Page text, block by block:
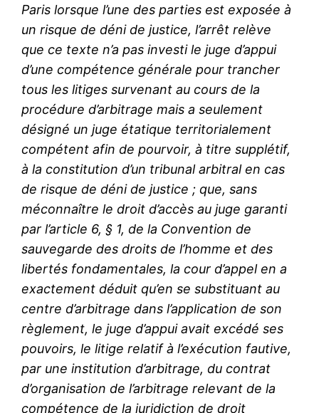
Paris lorsque l’une des parties est exposée à
un risque de déni de justice, l’arrêt relève
que ce texte n’a pas investi le juge d’appui
d’une compétence générale pour trancher
tous les litiges survenant au cours de la
procédure d’arbitrage mais a seulement
désigné un juge étatique territorialement
compétent afin de pourvoir, à titre supplétif,
à la constitution d’un tribunal arbitral en cas
de risque de déni de justice ; que, sans
méconnaître le droit d’accès au juge garanti
par l’article 6, § 1, de la Convention de
sauvegarde des droits de l’homme et des
libertés fondamentales, la cour d’appel en a
exactement déduit qu’en se substituant au
centre d’arbitrage dans l’application de son
règlement, le juge d’appui avait excédé ses
pouvoirs, le litige relatif à l’exécution fautive,
par une institution d’arbitrage, du contrat
d’organisation de l’arbitrage relevant de la
compétence de la juridiction de droit